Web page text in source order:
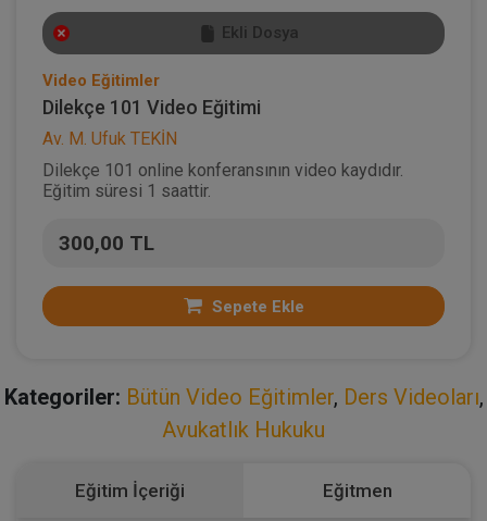
Ekli Dosya
Video Eğitimler
Dilekçe 101 Video Eğitimi
Av. M. Ufuk TEKİN
Dilekçe 101 online konferansının video kaydıdır.
Eğitim süresi 1 saattir.
300,00 TL
Sepete Ekle
Kategoriler: Bütün Video Eğitimler, Ders Videoları,
Avukatlık Hukuku
Eğitim İçeriği Eğitmen